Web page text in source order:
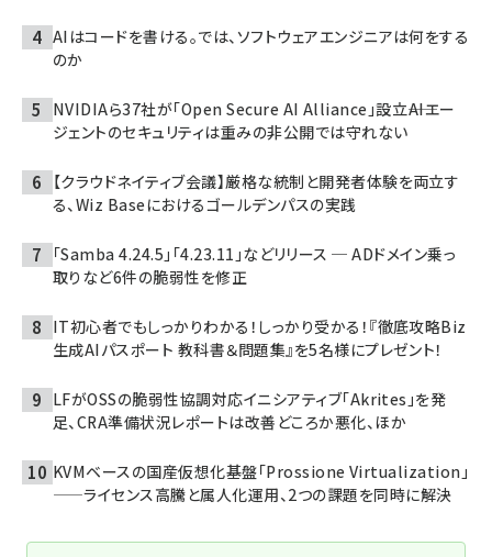
AIはコードを書ける。では、ソフトウェアエンジニアは何をする
のか
NVIDIAら37社が「Open Secure AI Alliance」設立――AIエー
ジェントのセキュリティは重みの非公開では守れない
【クラウドネイティブ会議】厳格な統制と開発者体験を両立す
る、Wiz Baseにおけるゴールデンパスの実践
「Samba 4.24.5」「4.23.11」などリリース ─ ADドメイン乗っ
取りなど6件の脆弱性を修正
IT初心者でもしっかりわかる！しっかり受かる！『徹底攻略Biz
生成AIパスポート 教科書＆問題集』を5名様にプレゼント！
LFがOSSの脆弱性協調対応イニシアティブ「Akrites」を発
足、CRA準備状況レポートは改善どころか悪化、ほか
KVMベースの国産仮想化基盤「Prossione Virtualization」
——ライセンス高騰と属人化運用、2つの課題を同時に解決